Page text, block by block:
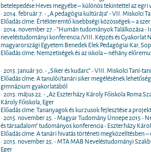
betelepedése Heves megyébe – különös tekintettel az
• 2014. február 7. - „A pedagógia kultúrája" - VII. Miskolci
Előadás címe: Értékteremtő kisebbségi közösségek – a
• 2014. november 27.- "Humán tudományok Találkozása
neveléstudományi konferencia /VIII. Képzés és
magyarországi Egyetem Benedek Elek Pedagógiai Kar,
Előadás címe: Nemzetiségek és az iskola – néhány
• 2015. január 30. - „Siker és kudarc" - VIII. Miskolci Taní-
Előadás címe: A tanulói/tanári siker megélésének
gimnázium gyakorlatából
• 2015. május 22. - „Az Eszterházy Károly Főiskola
Károly Főiskola, Eger
Előadás címe: Tananyagok és kurzusok fejlesztése a
• 2015. november 25. - Magyar Tudomány Ünnepe 2015 -
és társadalom" tudományos konferencia - Eszterházy
Előadás címe: A tanári hivatás történeti megközelítésben
• 2015. november 25. - MTA MAB Neveléstudományi
Eger